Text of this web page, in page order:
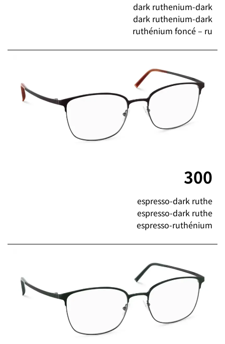
dark ruthenium-dark
dark ruthenium-dark
ruthénium foncé – ru
300
espresso-dark ruthe
espresso-dark ruthe
espresso-ruthénium